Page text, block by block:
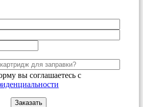
вы соглашаетесь с